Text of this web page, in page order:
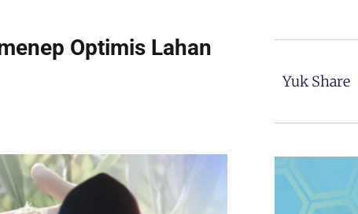
Optimis Lahan
Yuk Share